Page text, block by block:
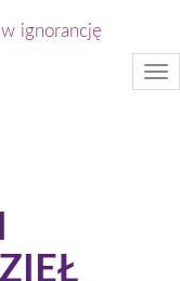
ignorancję